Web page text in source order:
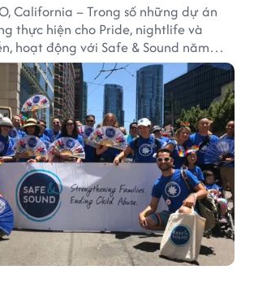
California – Trong số những dự án
thực hiện cho Pride, nightlife và
hoạt động với Safe & Sound năm
bối cảnh khác biệt. Safe & Sound là tổ
tại San Francisco hoạt động trong
bạo hành trẻ em, hỗ trợ gia đình
trường an toàn cho trẻ em.